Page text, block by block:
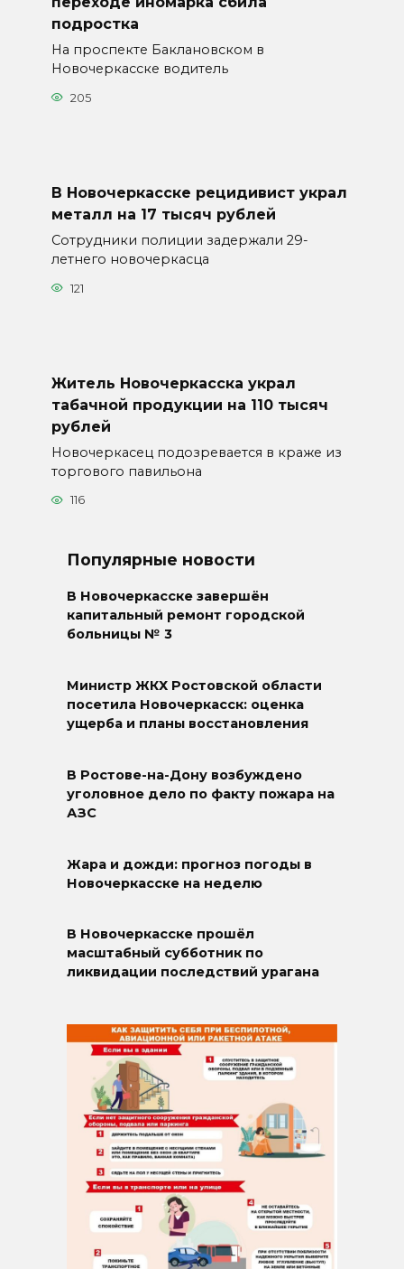
подростка
На проспекте Баклановском в
Новочеркасске водитель
205
В Новочеркасске рецидивист украл
металл на 17 тысяч рублей
Сотрудники полиции задержали 29-
летнего новочеркасца
121
Житель Новочеркасска украл
табачной продукции на 110 тысяч
рублей
Новочеркасец подозревается в краже из
торгового павильона
116
Популярные новости
В Новочеркасске завершён
капитальный ремонт городской
больницы № 3
Министр ЖКХ Ростовской области
посетила Новочеркасск: оценка
ущерба и планы восстановления
В Ростове-на-Дону возбуждено
уголовное дело по факту пожара на
АЗС
Жара и дожди: прогноз погоды в
Новочеркасске на неделю
В Новочеркасске прошёл
масштабный субботник по
ликвидации последствий урагана